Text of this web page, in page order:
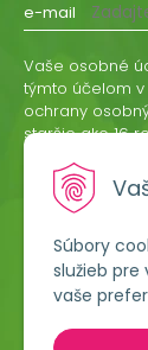
Súbory
služieb pre
vaše
e-mail
Vaše osobné
týmto účelom
ochrany
staršie ako 16
odvolať
ktoréhokoľvek